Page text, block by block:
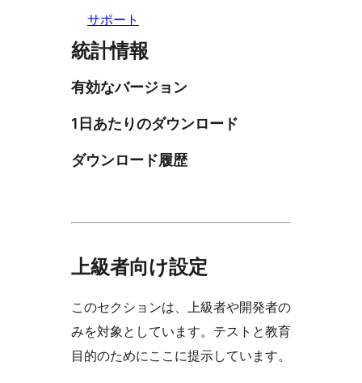
サポート
統計情報
有効なバージョン
1日あたりのダウンロード
ダウンロード履歴
上級者向け設定
このセクションは、上級者や開発者の
みを対象としています。テストと教育
目的のためにここに提示しています。